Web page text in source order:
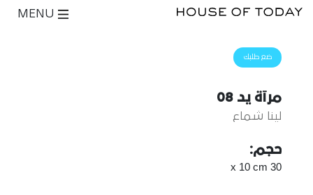
ضع طلبك
مرآة يد 08
لينا شماع
حجم:
30 x 10 cm